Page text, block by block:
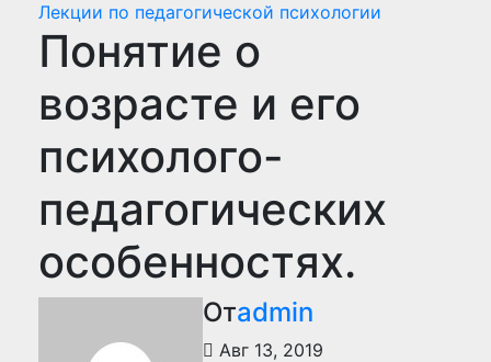
Лекции по педагогической психологии
Понятие о
возрасте и его
психолого-
педагогических
особенностях.
Отadmin
Авг 13, 2019